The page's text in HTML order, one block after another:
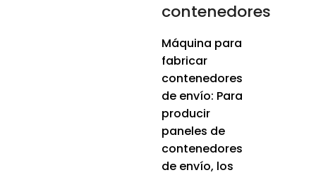
contenedores
Máquina para
fabricar
contenedores
de envío: Para
producir
paneles de
contenedores
de envío, los